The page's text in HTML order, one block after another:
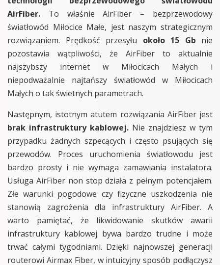
AirFiber. To właśnie AirFiber – bezprzewodowy
światłowód Miłocice Małe, jest naszym strategicznym
rozwiązaniem. Prędkość przesyłu około 15 Gb nie
pozostawia wątpliwości, że AirFiber to aktualnie
najszybszy internet w Miłocicach Małych i
niepodważalnie najtańszy światłowód w Miłocicach
Małych o tak świetnych parametrach.
Następnym, istotnym atutem rozwiązania AirFiber jest
brak infrastruktury kablowej. Nie znajdziesz w tym
przypadku żadnych szpecących i często psujących się
przewodów. Proces uruchomienia światłowodu jest
bardzo prosty i nie wymaga zamawiania instalatora.
Usługa AirFiber non stop działa z pełnym potencjałem.
Złe warunki pogodowe czy fizyczne uszkodzenia nie
stanowią zagrożenia dla infrastruktury AirFiber. A
warto pamiętać, że likwidowanie skutków awarii
infrastruktury kablowej bywa bardzo trudne i może
trwać całymi tygodniami. Dzięki najnowszej generacji
routerowi Airmax Fiber, w intuicyjny sposób podłączysz